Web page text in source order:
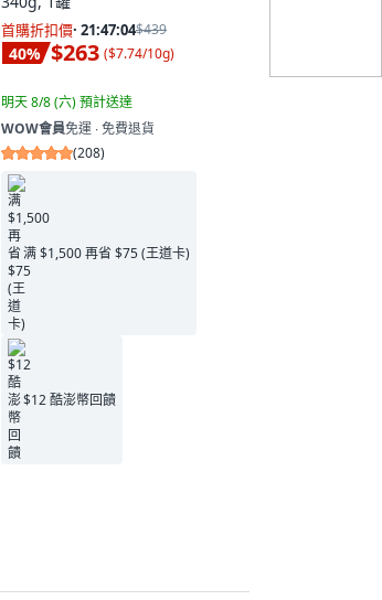
首購折扣價· 21:47:02$439
40% $263 ($7.74/10g)
明天 8/8 (六)預計送達
WOW會員免運 ∙ 免費退貨
(208)
满 $1,500 再省 $75 (王道卡)
$12 酷澎幣回饋